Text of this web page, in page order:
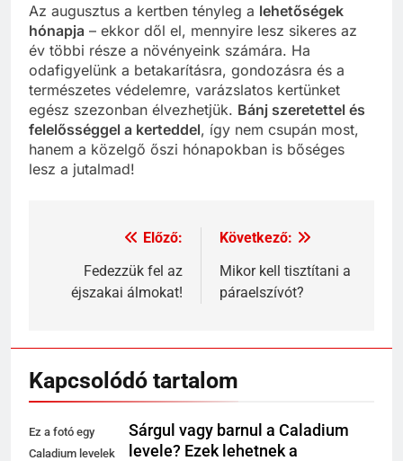
Az augusztus a kertben tényleg a lehetőségek
hónapja – ekkor dől el, mennyire lesz sikeres az
év többi része a növényeink számára. Ha
odafigyelünk a betakarításra, gondozásra és a
természetes védelemre, varázslatos kertünket
egész szezonban élvezhetjük. Bánj szeretettel és
felelősséggel a kerteddel, így nem csupán most,
hanem a közelgő őszi hónapokban is bőséges
lesz a jutalmad!
Bejegyzés
navigáció
Előző:
Fedezzük fel az
éjszakai álmokat!
Következő:
Mikor kell tisztítani a
páraelszívót?
Kapcsolódó tartalom
Ez a fotó egy
Caladium levelek
Sárgul vagy barnul a Caladium
levele? Ezek lehetnek a